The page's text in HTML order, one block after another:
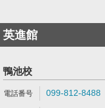
英進館
鴨池校
099-812-8488